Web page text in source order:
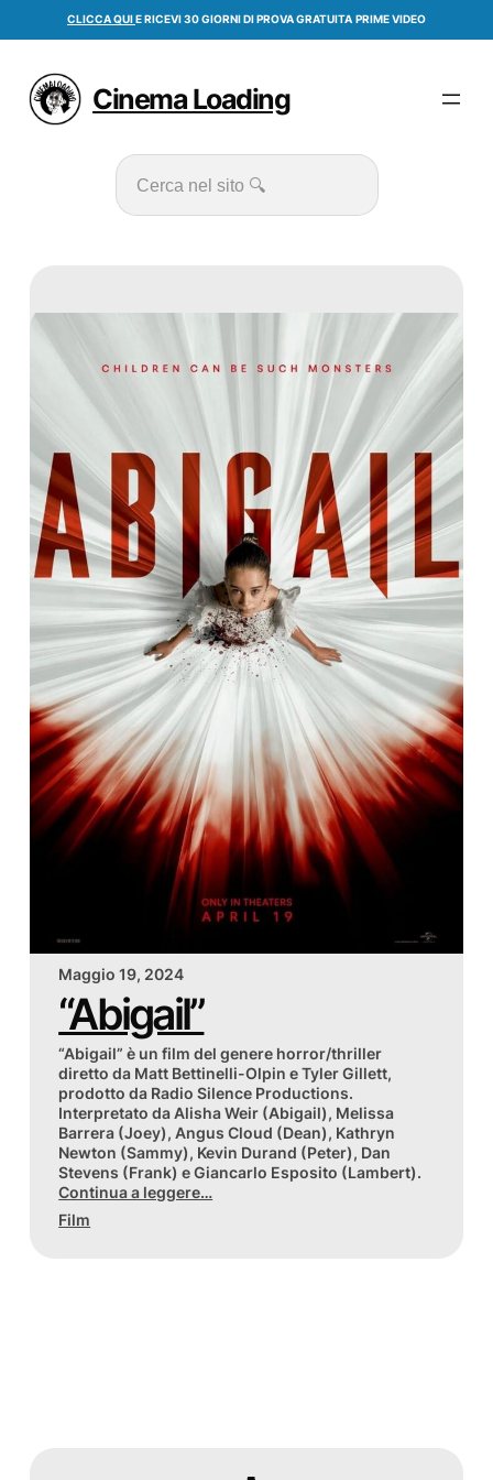
CLICCA QUIE RICEVI 30 GIORNI DI PROVA GRATUITA PRIME VIDEO
Cinema Loading
Cerca
Maggio 19, 2024
“Abigail”
“Abigail” è un film del genere horror/thriller
diretto da Matt Bettinelli-Olpin e Tyler Gillett,
prodotto da Radio Silence Productions.
Interpretato da Alisha Weir (Abigail), Melissa
Barrera (Joey), Angus Cloud (Dean), Kathryn
Newton (Sammy), Kevin Durand (Peter), Dan
Stevens (Frank) e Giancarlo Esposito (Lambert).
Continua a leggere…
Film